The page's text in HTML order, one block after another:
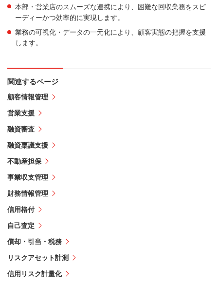
本部・営業店のスムーズな連携により、困難な回収業務をスピ
ーディーかつ効率的に実現します。
業務の可視化・データの一元化により、顧客実態の把握を支援
します。
関連するページ
顧客情報管理
営業支援
融資審査
融資稟議支援
不動産担保
事業収支管理
財務情報管理
信用格付
自己査定
償却・引当・税務
リスクアセット計測
信用リスク計量化